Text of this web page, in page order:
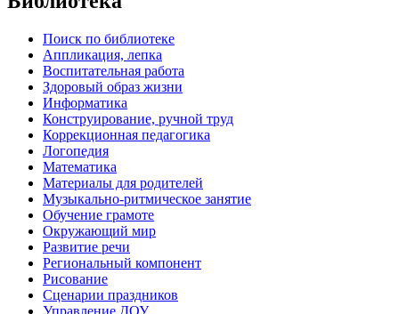
Поиск по библиотеке
Аппликация, лепка
Воспитательная работа
Здоровый образ жизни
Информатика
Конструирование, ручной труд
Коррекционная педагогика
Логопедия
Математика
Материалы для родителей
Музыкально-ритмическое занятие
Обучение грамоте
Окружающий мир
Развитие речи
Региональный компонент
Рисование
Сценарии праздников
Управление ДОУ